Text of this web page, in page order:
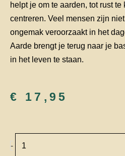
helpt je om te aarden, tot rust
centreren. Veel mensen zijn
ongemak veroorzaakt in het
Aarde brengt je terug naar je
in het leven te staan.
€ 17,95
-
Aarde